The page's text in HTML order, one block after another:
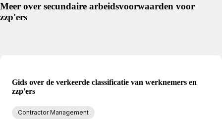
Meer over secundaire arbeidsvoorwaarden voor
zzp'ers
Gids over de verkeerde classificatie van werknemers en
zzp'ers
Contractor Management